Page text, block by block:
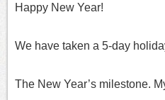
Happy New Year!
We have taken a 5-day
The New Year’s milestone.